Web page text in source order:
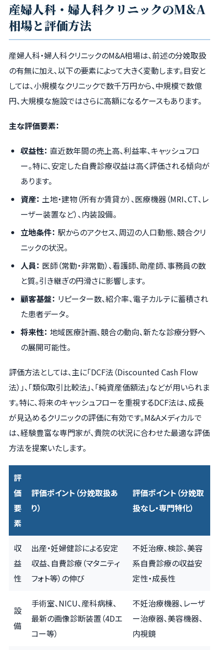
産婦人科・婦人科クリニックのM&A
相場と評価方法
産婦人科・婦人科クリニックのM&A相場は、前述の分娩取扱
の有無に加え、以下の要素によって大きく変動します。目安と
しては、小規模なクリニックで数千万円から、中規模で数億
円、大規模な施設ではさらに高額になるケースもあります。
主な評価要素：
収益性： 直近数年間の売上高、利益率、キャッシュフロ
ー。特に、安定した自費診療収益は高く評価される傾向が
あります。
資産： 土地・建物（所有か賃貸か）、医療機器（MRI、CT、レ
ーザー装置など）、内装設備。
立地条件： 駅からのアクセス、周辺の人口動態、競合クリ
ニックの状況。
人員： 医師（常勤・非常勤）、看護師、助産師、事務員の数
と質。引き継ぎの円滑さに影響します。
顧客基盤： リピーター数、紹介率、電子カルテに蓄積され
た患者データ。
将来性： 地域医療計画、競合の動向、新たな診療分野へ
の展開可能性。
評価方法としては、主に「DCF法（Discounted Cash Flow
法）」、「類似取引比較法」、「純資産価額法」などが用いられま
す。特に、将来のキャッシュフローを重視するDCF法は、成長
が見込めるクリニックの評価に有効です。M&Aメディカルで
は、経験豊富な専門家が、貴院の状況に合わせた最適な評価
方法を提案いたします。
評
価
要
素
評価ポイント（分娩取扱あ
り）
評価ポイント（分娩取
扱なし・専門特化）
収
益
性
出産・妊婦健診による安定
収益、自費診療（マタニティ
フォト等）の伸び
不妊治療、検診、美容
系自費診療の収益安
定性・成長性
設
備
手術室、NICU、産科病棟、
最新の画像診断装置（4Dエ
コー等）
不妊治療機器、レーザ
ー治療器、美容機器、
内視鏡